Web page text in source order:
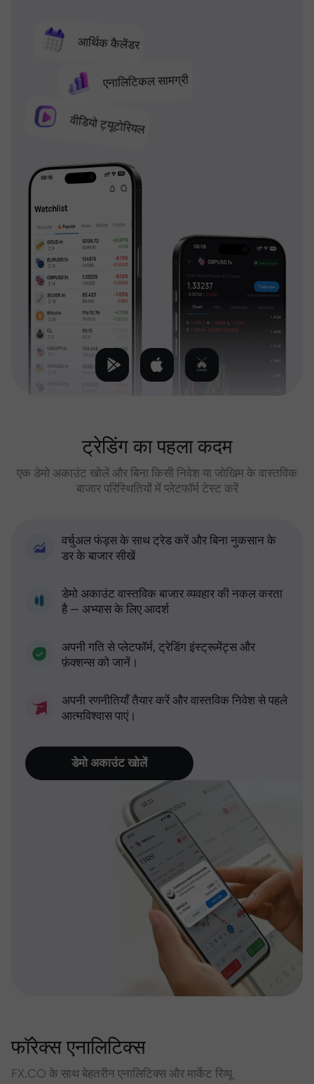
आर्थिक कैलेंडर
एनालिटिकल सामग्री
वीडियो ट्यूटोरियल
ट्रेडिंग का पहला कदम
एक डेमो अकाउंट खोलें और बिना किसी निवेश या जोखिम के वास्तविक
बाजार परिस्थितियों में प्लेटफॉर्म टेस्ट करें
वर्चुअल फंड्स के साथ ट्रेड करें और बिना नुकसान के
डर के बाजार सीखें
डेमो अकाउंट वास्तविक बाजार व्यवहार की नकल करता
है — अभ्यास के लिए आदर्श
अपनी गति से प्लेटफॉर्म, ट्रेडिंग इंस्ट्रूमेंट्स और
फ़ंक्शन्स को जानें।
अपनी रणनीतियाँ तैयार करें और वास्तविक निवेश से पहले
आत्मविश्वास पाएं।
डेमो अकाउंट खोलें
फॉरेक्स एनालिटिक्स
FX.CO के साथ बेहतरीन एनालिटिक्स और मार्केट रिव्यू